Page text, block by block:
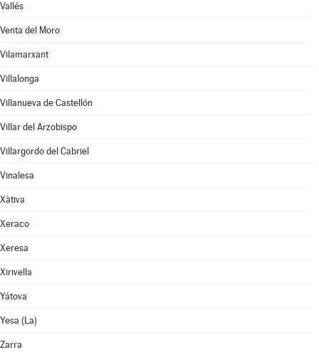
Vallés
Venta del Moro
Vilamarxant
Villalonga
Villanueva de Castellón
Villar del Arzobispo
Villargordo del Cabriel
Vinalesa
Xàtiva
Xeraco
Xeresa
Xirivella
Yátova
Yesa (La)
Zarra